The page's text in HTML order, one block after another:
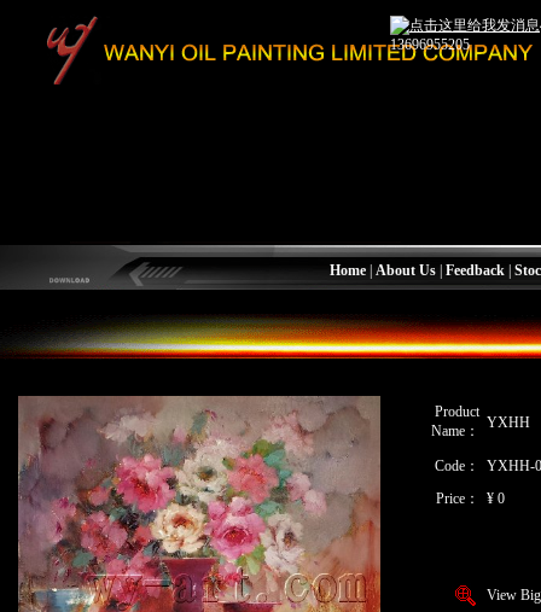
13696955205
Home| About Us| Feedback|
Product
Name：
YXHH
Code：
YXHH-
Price：
¥ 0
View